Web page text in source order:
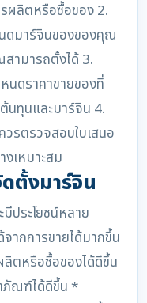
รผลิตหรือซื้อของ 2.
มาร์จินของของคุณ
ามารถตั้งได้ 3.
ดราคาขายของที่
นทุนและมาร์จิน 4.
รตรวจสอบใบเสนอ
งเหมาะสม
ตั้งมาร์จิน
ประโยชน์หลาย
จากการขายได้มากขึ้น
ลิตหรือซื้อของได้ดีขึ้น
ณฑ์ได้ดีขึ้น *